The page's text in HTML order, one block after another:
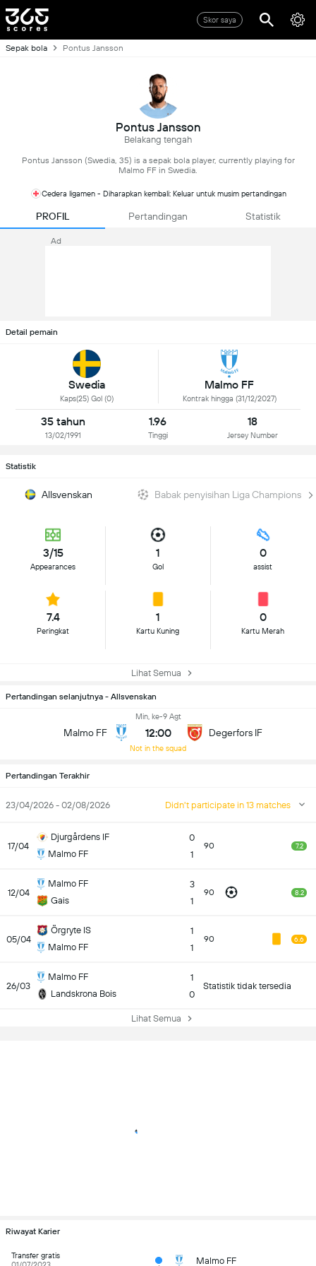
Skor saya
Sepak bola Pontus Jansson
Pontus Jansson
Belakang tengah
Pontus Jansson (Swedia, 35) is a sepak bola player, currently playing for
Malmo FF in Swedia.
Cedera ligamen - Diharapkan kembali: Keluar untuk musim pertandingan
PROFIL Pertandingan Statistik
Ad
Detail pemain
Swedia
Kaps(25) Gol (0)
Malmo FF
Kontrak hingga (31/12/2027)
35 tahun
13/02/1991
1.96
Tinggi
18
Jersey Number
Statistik
Allsvenskan Babak penyisihan Liga Champions
3/15
Appearances
1
Gol
0
assist
7.4
Peringkat
1
Kartu Kuning
0
Kartu Merah
Lihat Semua
Pertandingan selanjutnya - Allsvenskan
Malmo FF
Min, ke-9 Agt
12:00
Not in the squad
Degerfors IF
Pertandingan Terakhir
23/04/2026 - 02/08/2026 Didn't participate in 13 matches
17/04
Djurgårdens IF
Malmo FF
0
1
90 7.2
12/04
Malmo FF
Gais
3
1
90 8.2
05/04
Örgryte IS
Malmo FF
1
1
90 6.6
26/03
Malmo FF
Landskrona Bois
1
0
Statistik tidak tersedia
Lihat Semua
Riwayat Karier
Transfer gratis
Malmo FF